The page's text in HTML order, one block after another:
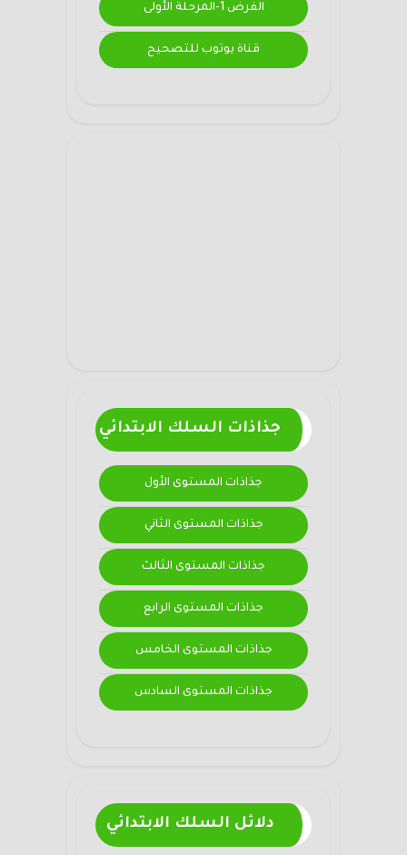
الفرض 1-المرحلة الأولى
قناة يوتوب للتصحيح
جذاذات السلك الابتدائي
جذاذات المستوى الأول
جذاذات المستوى الثاني
جذاذات المستوى الثالث
جذاذات المستوى الرابع
جذاذات المستوى الخامس
جذاذات المستوى السادس
دلائل السلك الابتدائي